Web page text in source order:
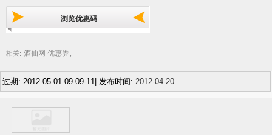
浏览优惠码
相关: 酒仙网 优惠券 ,
过期: 2012-05-01 09-09-11| 发布时间: 2012-04-20